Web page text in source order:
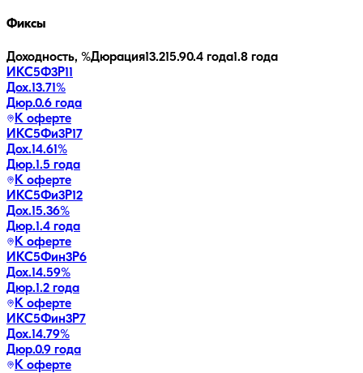
Фиксы
Доходность, %Дюрация13.215.90.4 года1.8 года
ИКС5Ф3P11
Дох.13.71%
Дюр.0.6 года
К оферте
ИКС5Фи3P17
Дох.14.61%
Дюр.1.5 года
К оферте
ИКС5Фи3P12
Дох.15.36%
Дюр.1.4 года
К оферте
ИКС5Фин3P6
Дох.14.59%
Дюр.1.2 года
К оферте
ИКС5Фин3P7
Дох.14.79%
Дюр.0.9 года
К оферте